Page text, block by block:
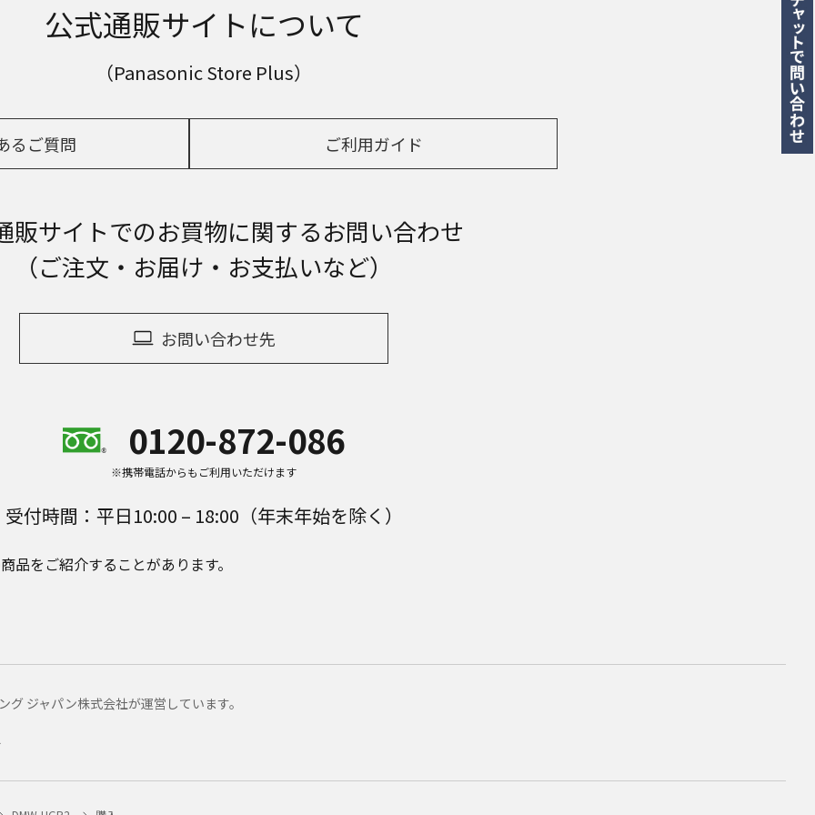
公式通販サイトについて
（Panasonic Store Plus）
るご質問 ご利用ガイド
販サイトでのお買物に関するお問い合わせ
（ご注文・お届け・お支払いなど）
お問い合わせ先
0120-872-086
※携帯電話からもご利用いただけます
受付時間：平日10:00 – 18:00（年末年始を除く）
品をご紹介することがあります。
ジャパン株式会社が運営しています。